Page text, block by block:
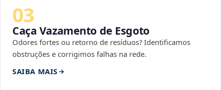
03
Caça Vazamento de Esgoto
Odores fortes ou retorno de resíduos? Identificamos
obstruções e corrigimos falhas na rede.
SAIBA MAIS